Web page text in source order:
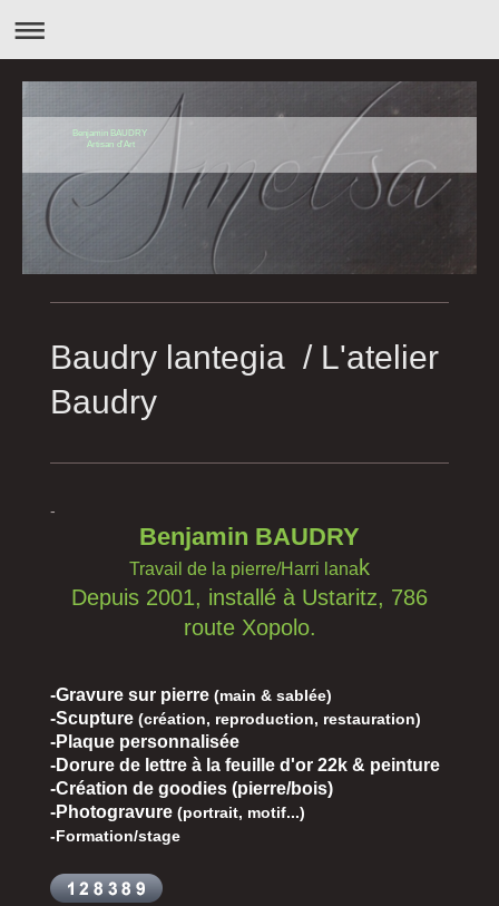
Benjamin BAUDRY
Artisan d'Art
Baudry lantegia / L'atelier
Baudry
-
Benjamin BAUDRY
Travail de la pierre/Harri lana k
Depuis 2001, installé à Ustaritz, 786
route Xopolo.
-Gravure sur pierre (main & sablée)
-Scupture (création, reproduction, restauration)
-Plaque personnalisée
-Dorure de lettre à la feuille d'or 22k & peinture
-Création de goodies (pierre/bois)
-Photogravure (portrait, motif...)
-Formation/stage